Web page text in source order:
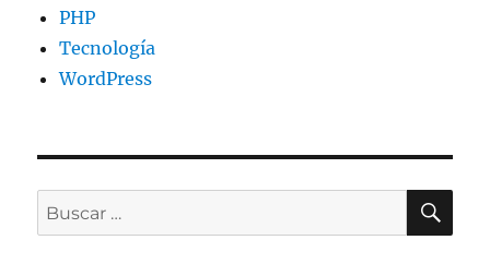
PHP
Tecnología
WordPress
Buscar
por: